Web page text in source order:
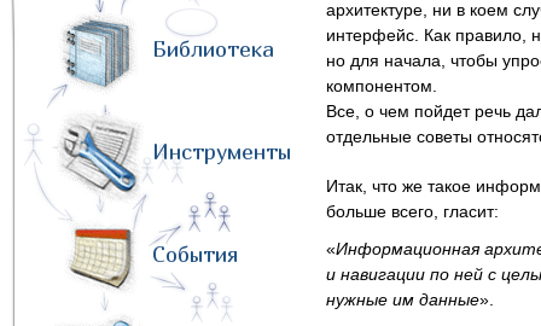
Библиотека
Инструменты
События
архитектуре, ни в коем
интерфейс. Как правило,
но для начала, чтобы
компонентом.
Все, о чем пойдет речь
отдельные советы
Итак, что же такое
больше всего, гласит:
«Информационная
и навигации по ней с
нужные им данные».